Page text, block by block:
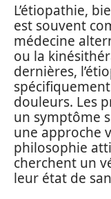
L’étiopathie,
est souvent
médecine
ou la
dernières,
douleurs. Les
un symptôme
une approche
philosophie
cherchent un
leur état de